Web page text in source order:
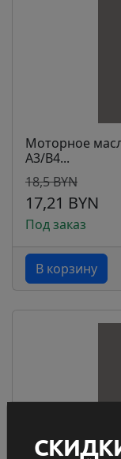
Моторное
A3/B4...
18,5 BYN
17,21 BYN
Под заказ
В корзину